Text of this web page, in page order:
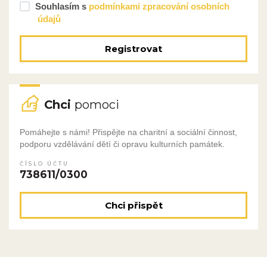
Souhlasím s podmínkami zpracování osobních
údajů
Registrovat
Chci pomoci
Pomáhejte s námi! Přispějte na charitní a sociální činnost,
podporu vzdělávání dětí či opravu kulturních památek.
ČÍSLO ÚČTU
738611/0300
Chci přispět